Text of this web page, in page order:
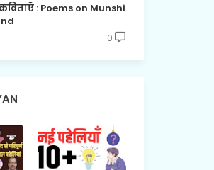
: Poems on Munshi
0